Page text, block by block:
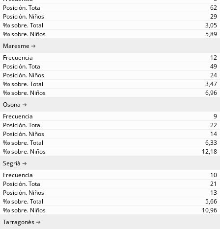
62
29
3,05
5,89
Maresme
12
49
24
3,47
6,96
Osona
9
22
14
6,33
12,18
Segrià
10
21
13
5,66
10,96
Tarragonès